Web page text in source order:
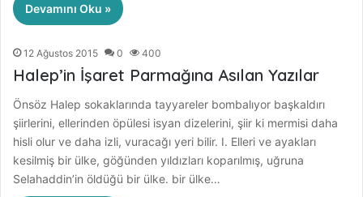
Devamını Oku »
12 Ağustos 2015 0 400
Halep’in İşaret Parmağına Asılan Yazılar
Önsöz Halep sokaklarında tayyareler bombalıyor başkaldırı
şiirlerini, ellerinden öpülesi isyan dizelerini, şiir ki mermisi daha
hisli olur ve daha izli, vuracağı yeri bilir. I. Elleri ve ayakları
kesilmiş bir ülke, göğünden yıldızları koparılmış, uğruna
Selahaddin’in öldüğü bir ülke. bir ülke…